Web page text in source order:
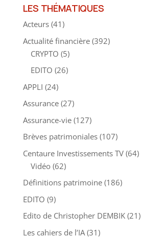
LES THÉMATIQUES
Acteurs(41)
Actualité financière(392)
CRYPTO (5)
EDITO (26)
APPLI (24)
Assurance(27)
Assurance-vie(127)
Brèves patrimoniales(107)
Centaure Investissements TV(64)
Vidéo(62)
Définitions patrimoine(186)
EDITO (9)
Edito de Christopher DEMBIK(21)
Les cahiers de l’IA(31)